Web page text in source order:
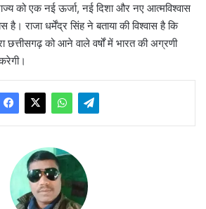
को एक नई ऊर्जा, नई दिशा और नए आत्मविश्वास
राजा धर्मेंद्र सिंह ने बताया की विश्वास है कि
छत्तीसगढ़ को आने वाले वर्षों में भारत की अग्रणी